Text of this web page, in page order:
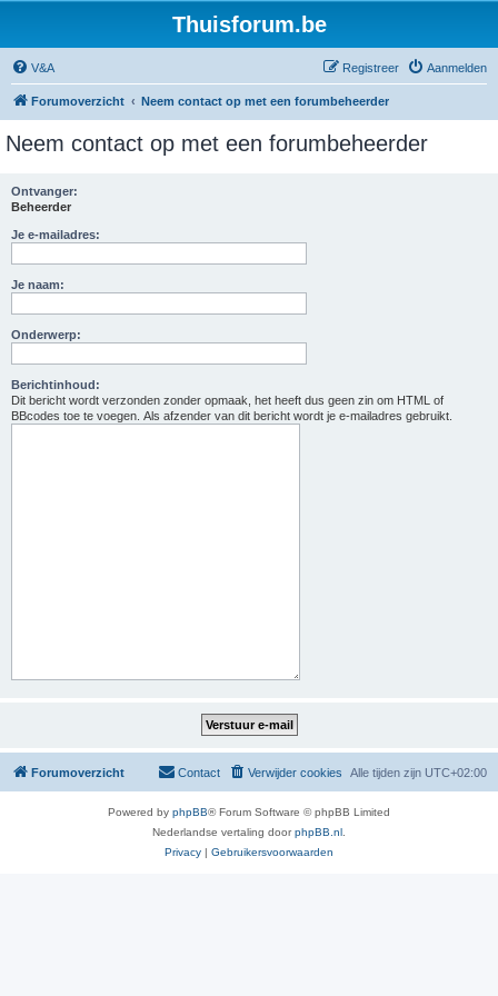
Thuisforum.be
V&A Aanmelden
Registreer
Forumoverzicht Neem contact op met een forumbeheerder
Neem contact op met een forumbeheerder
Ontvanger:
Beheerder
Je e-mailadres:
Je naam:
Onderwerp:
Berichtinhoud:
Dit bericht wordt verzonden zonder opmaak, het heeft dus geen zin om HTML of
BBcodes toe te voegen. Als afzender van dit bericht wordt je e-mailadres gebruikt.
Forumoverzicht Alle tijden zijn UTC+02:00
Verwijder cookies
Contact
Powered by phpBB® Forum Software © phpBB Limited
Nederlandse vertaling doorphpBB.nl
Privacy | Gebruikersvoorwaarden